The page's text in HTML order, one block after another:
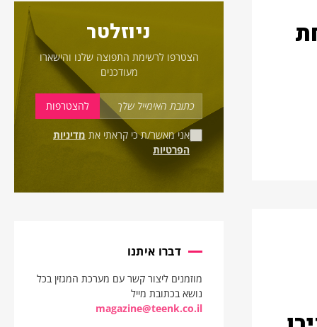
ניוזלטר
הצטרפו לרשימת התפוצה שלנו והישארו
מעודכנים
אני מאשר/ת כי קראתי את מדיניות
הפרטיות
דברו איתנו
מוזמנים ליצור קשר עם מערכת המגזין בכל
נושא בכתובת מייל
magazine@teenk.co.il